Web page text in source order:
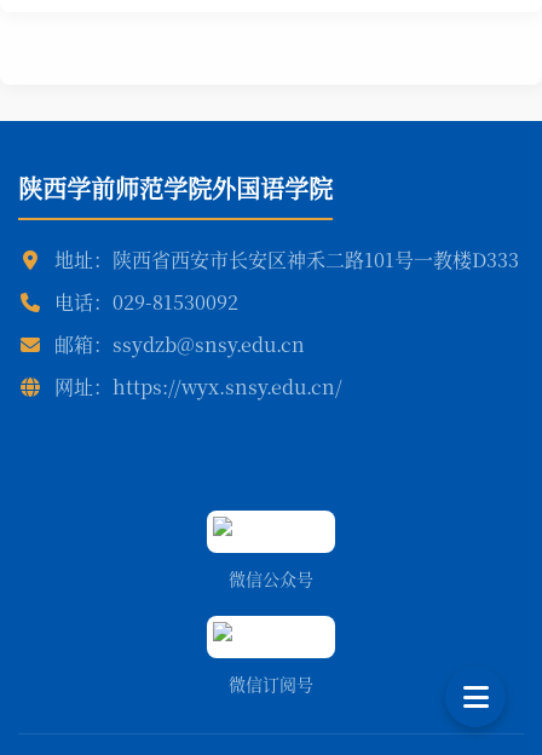
陕西学前师范学院外国语学院
地址：陕西省西安市长安区神禾二路101号一教楼D333
电话：029-81530092
邮箱：ssydzb@snsy.edu.cn
网址：https://wyx.snsy.edu.cn/
微信公众号
微信订阅号